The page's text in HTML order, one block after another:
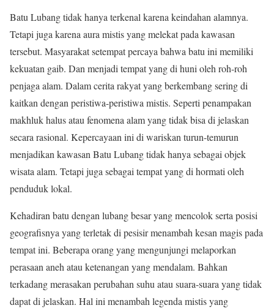
Batu Lubang tidak hanya terkenal karena keindahan alamnya.
Tetapi juga karena aura mistis yang melekat pada kawasan
tersebut. Masyarakat setempat percaya bahwa batu ini memiliki
kekuatan gaib. Dan menjadi tempat yang di huni oleh roh-roh
penjaga alam. Dalam cerita rakyat yang berkembang sering di
kaitkan dengan peristiwa-peristiwa mistis. Seperti penampakan
makhluk halus atau fenomena alam yang tidak bisa di jelaskan
secara rasional. Kepercayaan ini di wariskan turun-temurun
menjadikan kawasan Batu Lubang tidak hanya sebagai objek
wisata alam. Tetapi juga sebagai tempat yang di hormati oleh
penduduk lokal.
Kehadiran batu dengan lubang besar yang mencolok serta posisi
geografisnya yang terletak di pesisir menambah kesan magis pada
tempat ini. Beberapa orang yang mengunjungi melaporkan
perasaan aneh atau ketenangan yang mendalam. Bahkan
terkadang merasakan perubahan suhu atau suara-suara yang tidak
dapat di jelaskan. Hal ini menambah legenda mistis yang